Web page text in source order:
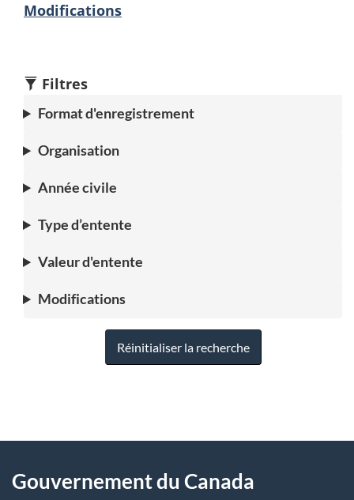
Modifications
Filtres
Format d'enregistrement
Organisation
Année civile
Type d’entente
Valeur d'entente
Modifications
Réinitialiser la recherche
D
t
propos
Gouvernement du Canada